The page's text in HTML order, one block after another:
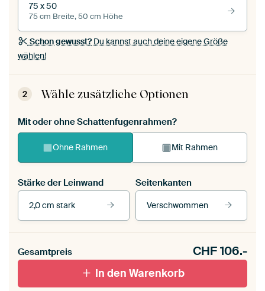
75 x 50
75 cm Breite, 50 cm Höhe
Schon gewusst?Du kannst auch deine eigene Größe
wählen!
2 Wähle zusätzliche Optionen
Mit oder ohne Schattenfugenrahmen?
Ohne Rahmen Mit Rahmen
Stärke der Leinwand
2,0 cm stark
Seitenkanten
Verschwommen
Mit Schattenfugenrahmen,
schwarz
Mit Schattenfugenrahmen,
weiß
Gesamtpreis CHF106.-
In den Warenkorb